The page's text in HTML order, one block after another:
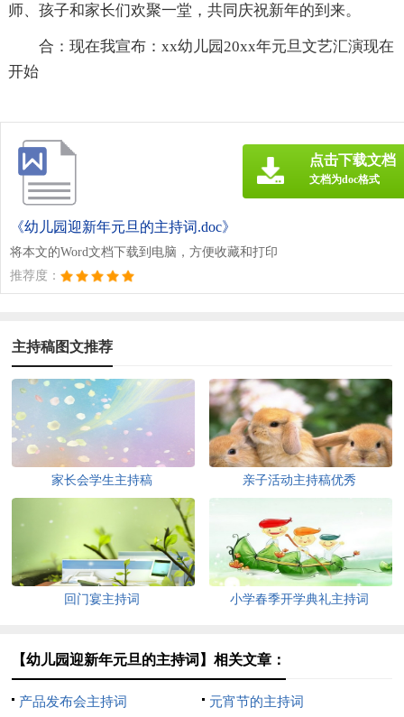
师、孩子和家长们欢聚一堂，共同庆祝新年的到来。
合：现在我宣布：xx幼儿园20xx年元旦文艺汇演现在
开始
《幼儿园迎新年元旦的主持词.doc》
将本文的Word文档下载到电脑，方便收藏和打印
推荐度：
点击下载文档
文档为doc格式
主持稿图文推荐
家长会学生主持稿 亲子活动主持稿优秀
回门宴主持词 小学春季开学典礼主持词
【幼儿园迎新年元旦的主持词】相关文章：
产品发布会主持词 元宵节的主持词